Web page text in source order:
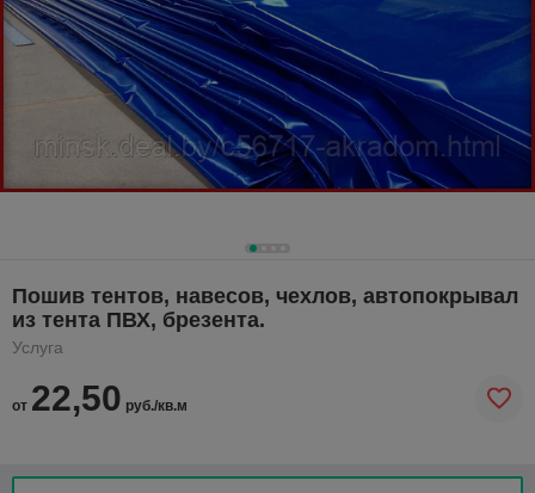
Пошив тентов, навесов, чехлов, автопокрывал
из тента ПВХ, брезента.
Услуга
от 22,50 руб./кв.м